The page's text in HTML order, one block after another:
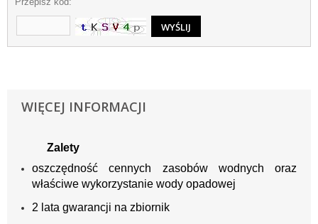
WIĘCEJ INFORMACJI
Zalety
oszczędność cennych zasobów wodnych oraz
właściwe wykorzystanie wody opadowej
2 lata gwarancji na zbiornik